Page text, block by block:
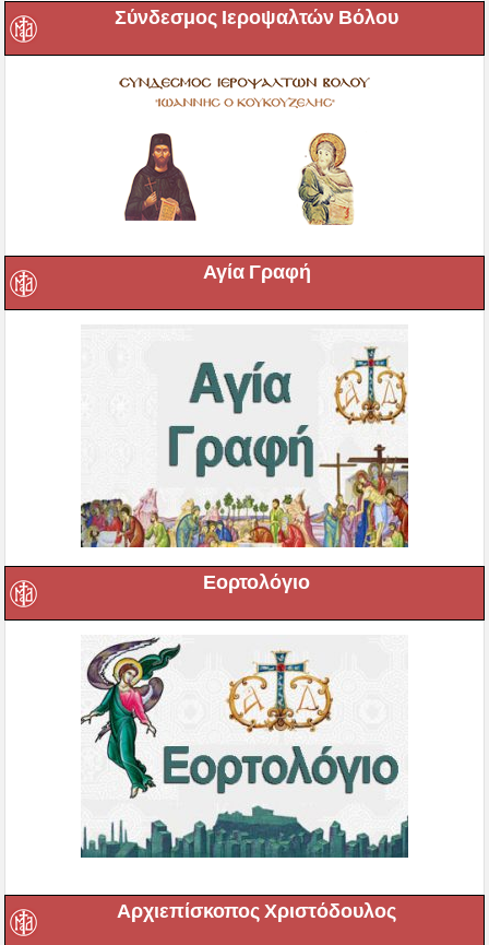
Σύνδεσμος Ιεροψαλτών Βόλου
Αγία Γραφή
Εορτολόγιο
Αρχιεπίσκοπος Χριστόδουλος